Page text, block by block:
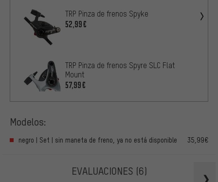
TRP Pinza de frenos Spyke
52,99€
TRP Pinza de frenos Spyre SLC Flat
Mount
57,99€
Modelos:
negro | Set | sin maneta de freno, ya no está disponible 35,99€
EVALUACIONES (6)